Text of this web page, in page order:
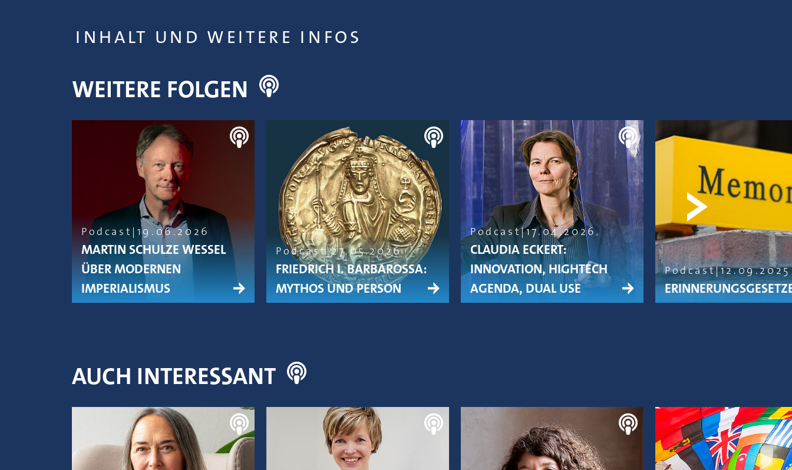
INHALT UND WEITERE INFOS
WEITERE FOLGEN
Podcast 19.06.2026
MARTIN SCHULZE WESSEL
ÜBER MODERNEN
IMPERIALISMUS
Podcast 27.05.2026
FRIEDRICH I. BARBAROSSA:
MYTHOS UND PERSON
Podcast 17.04.2026
CLAUDIA ECKERT:
INNOVATION, HIGHTECH
AGENDA, DUAL USE
Podcast 12.09.2025
AUCH INTERESSANT